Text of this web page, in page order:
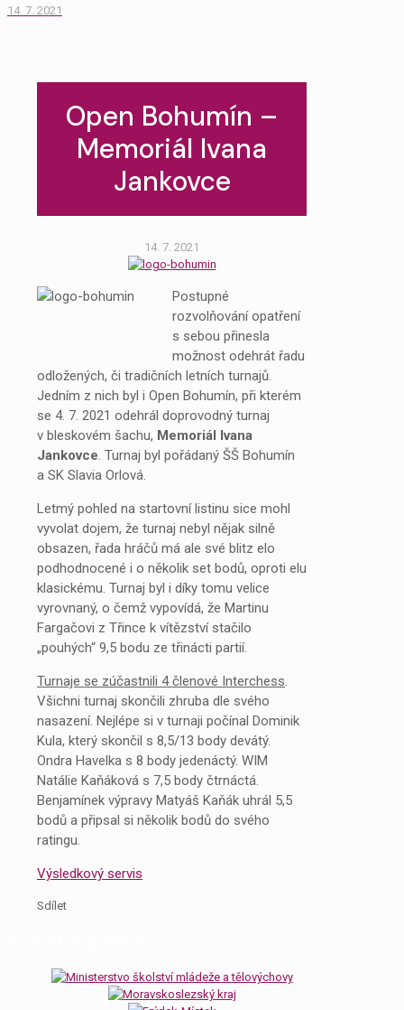
14. 7. 2021
Open Bohumín –
Memoriál Ivana
Jankovce
14. 7. 2021
Postupné
rozvolňování opatření
s sebou přinesla
možnost odehrát řadu
odložených, či tradičních letních turnajů.
Jedním z nich byl i Open Bohumín, při kterém
se 4. 7. 2021 odehrál doprovodný turnaj
v bleskovém šachu, Memoriál Ivana
Jankovce. Turnaj byl pořádaný ŠŠ Bohumín
a SK Slavia Orlová.
Letmý pohled na startovní listinu sice mohl
vyvolat dojem, že turnaj nebyl nějak silně
obsazen, řada hráčů má ale své blitz elo
podhodnocené i o několik set bodů, oproti elu
klasickému. Turnaj byl i díky tomu velice
vyrovnaný, o čemž vypovídá, že Martinu
Fargačovi z Třince k vítězství stačilo
„pouhých“ 9,5 bodu ze třinácti partií.
Turnaje se zúčastnili 4 členové Interchess.
Všichni turnaj skončili zhruba dle svého
nasazení. Nejlépe si v turnaji počínal Dominik
Kula, který skončil s 8,5/13 body devátý.
Ondra Havelka s 8 body jedenáctý. WIM
Natálie Kaňáková s 7,5 body čtrnáctá.
Benjamínek výpravy Matyáš Kaňák uhrál 5,5
bodů a připsal si několik bodů do svého
ratingu.
Výsledkový servis
Sdílet